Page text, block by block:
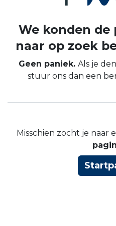
Fout 404
We konden de
naar op zoek
Geen paniek. Als je
stuur ons dan een
Misschien zocht je naar